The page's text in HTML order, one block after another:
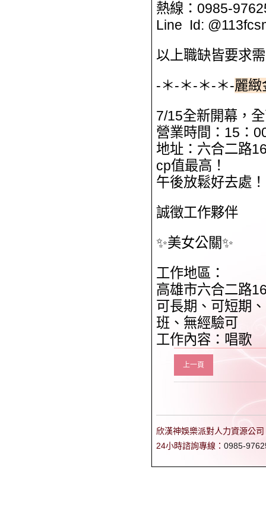
熱線：0985-
Line Id:
以上職缺皆要求
-＊-＊-＊-＊-麗緻
7/15全新開幕，
營業時間：15：
地址：六合二路
cp值最高！
午後放鬆好去處！
誠徵工作夥伴
✨美女公關✨
工作地區：
高雄市六合二路
可長期、可短期
班、無經驗可
工作內容：唱歌
上一頁
欣漢神娛樂派對人力資源公
24小時諮詢專線： 0985-